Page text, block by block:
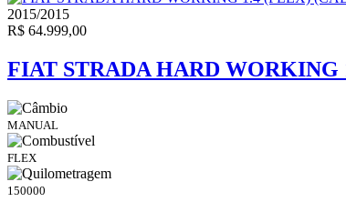
2015/2015
R$ 64.999,00
FIAT STRADA HARD
MANUAL
FLEX
150000